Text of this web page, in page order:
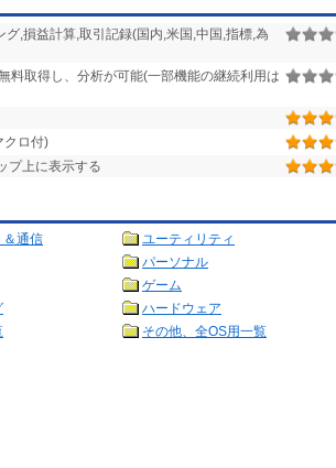
,損益計算,取引記録(国内,米国,中国,指標,為
料取得し、分析が可能(一部機能の継続利用は
クロ付)
プ上に表示する
＆通信
ユーティリティ
パーソナル
ゲーム
ハードウェア
その他、全OS用一覧